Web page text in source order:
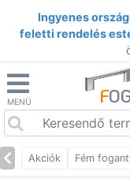
Ingyenes
feletti rendelés
MENÜ F
Akciók Fém